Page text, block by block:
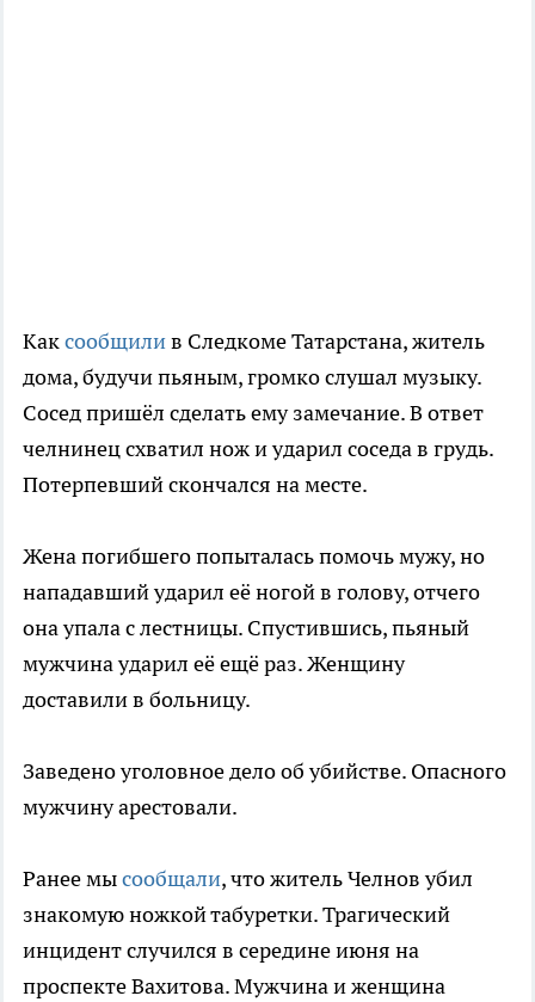
Каксообщилив Следкоме Татарстана, житель
дома, будучи пьяным, громко слушал музыку.
Сосед пришёл сделать ему замечание. В ответ
челнинец схватил нож и ударил соседа в грудь.
Потерпевший скончался на месте.
Жена погибшего попыталась помочь мужу, но
нападавший ударил её ногой в голову, отчего
она упала с лестницы. Спустившись, пьяный
мужчина ударил её ещё раз. Женщину
доставили в больницу.
Заведено уголовное дело об убийстве. Опасного
мужчину арестовали.
Ранее мысообщали, что житель Челнов убил
знакомую ножкой табуретки. Трагический
инцидент случился в середине июня на
проспекте Вахитова. Мужчина и женщина